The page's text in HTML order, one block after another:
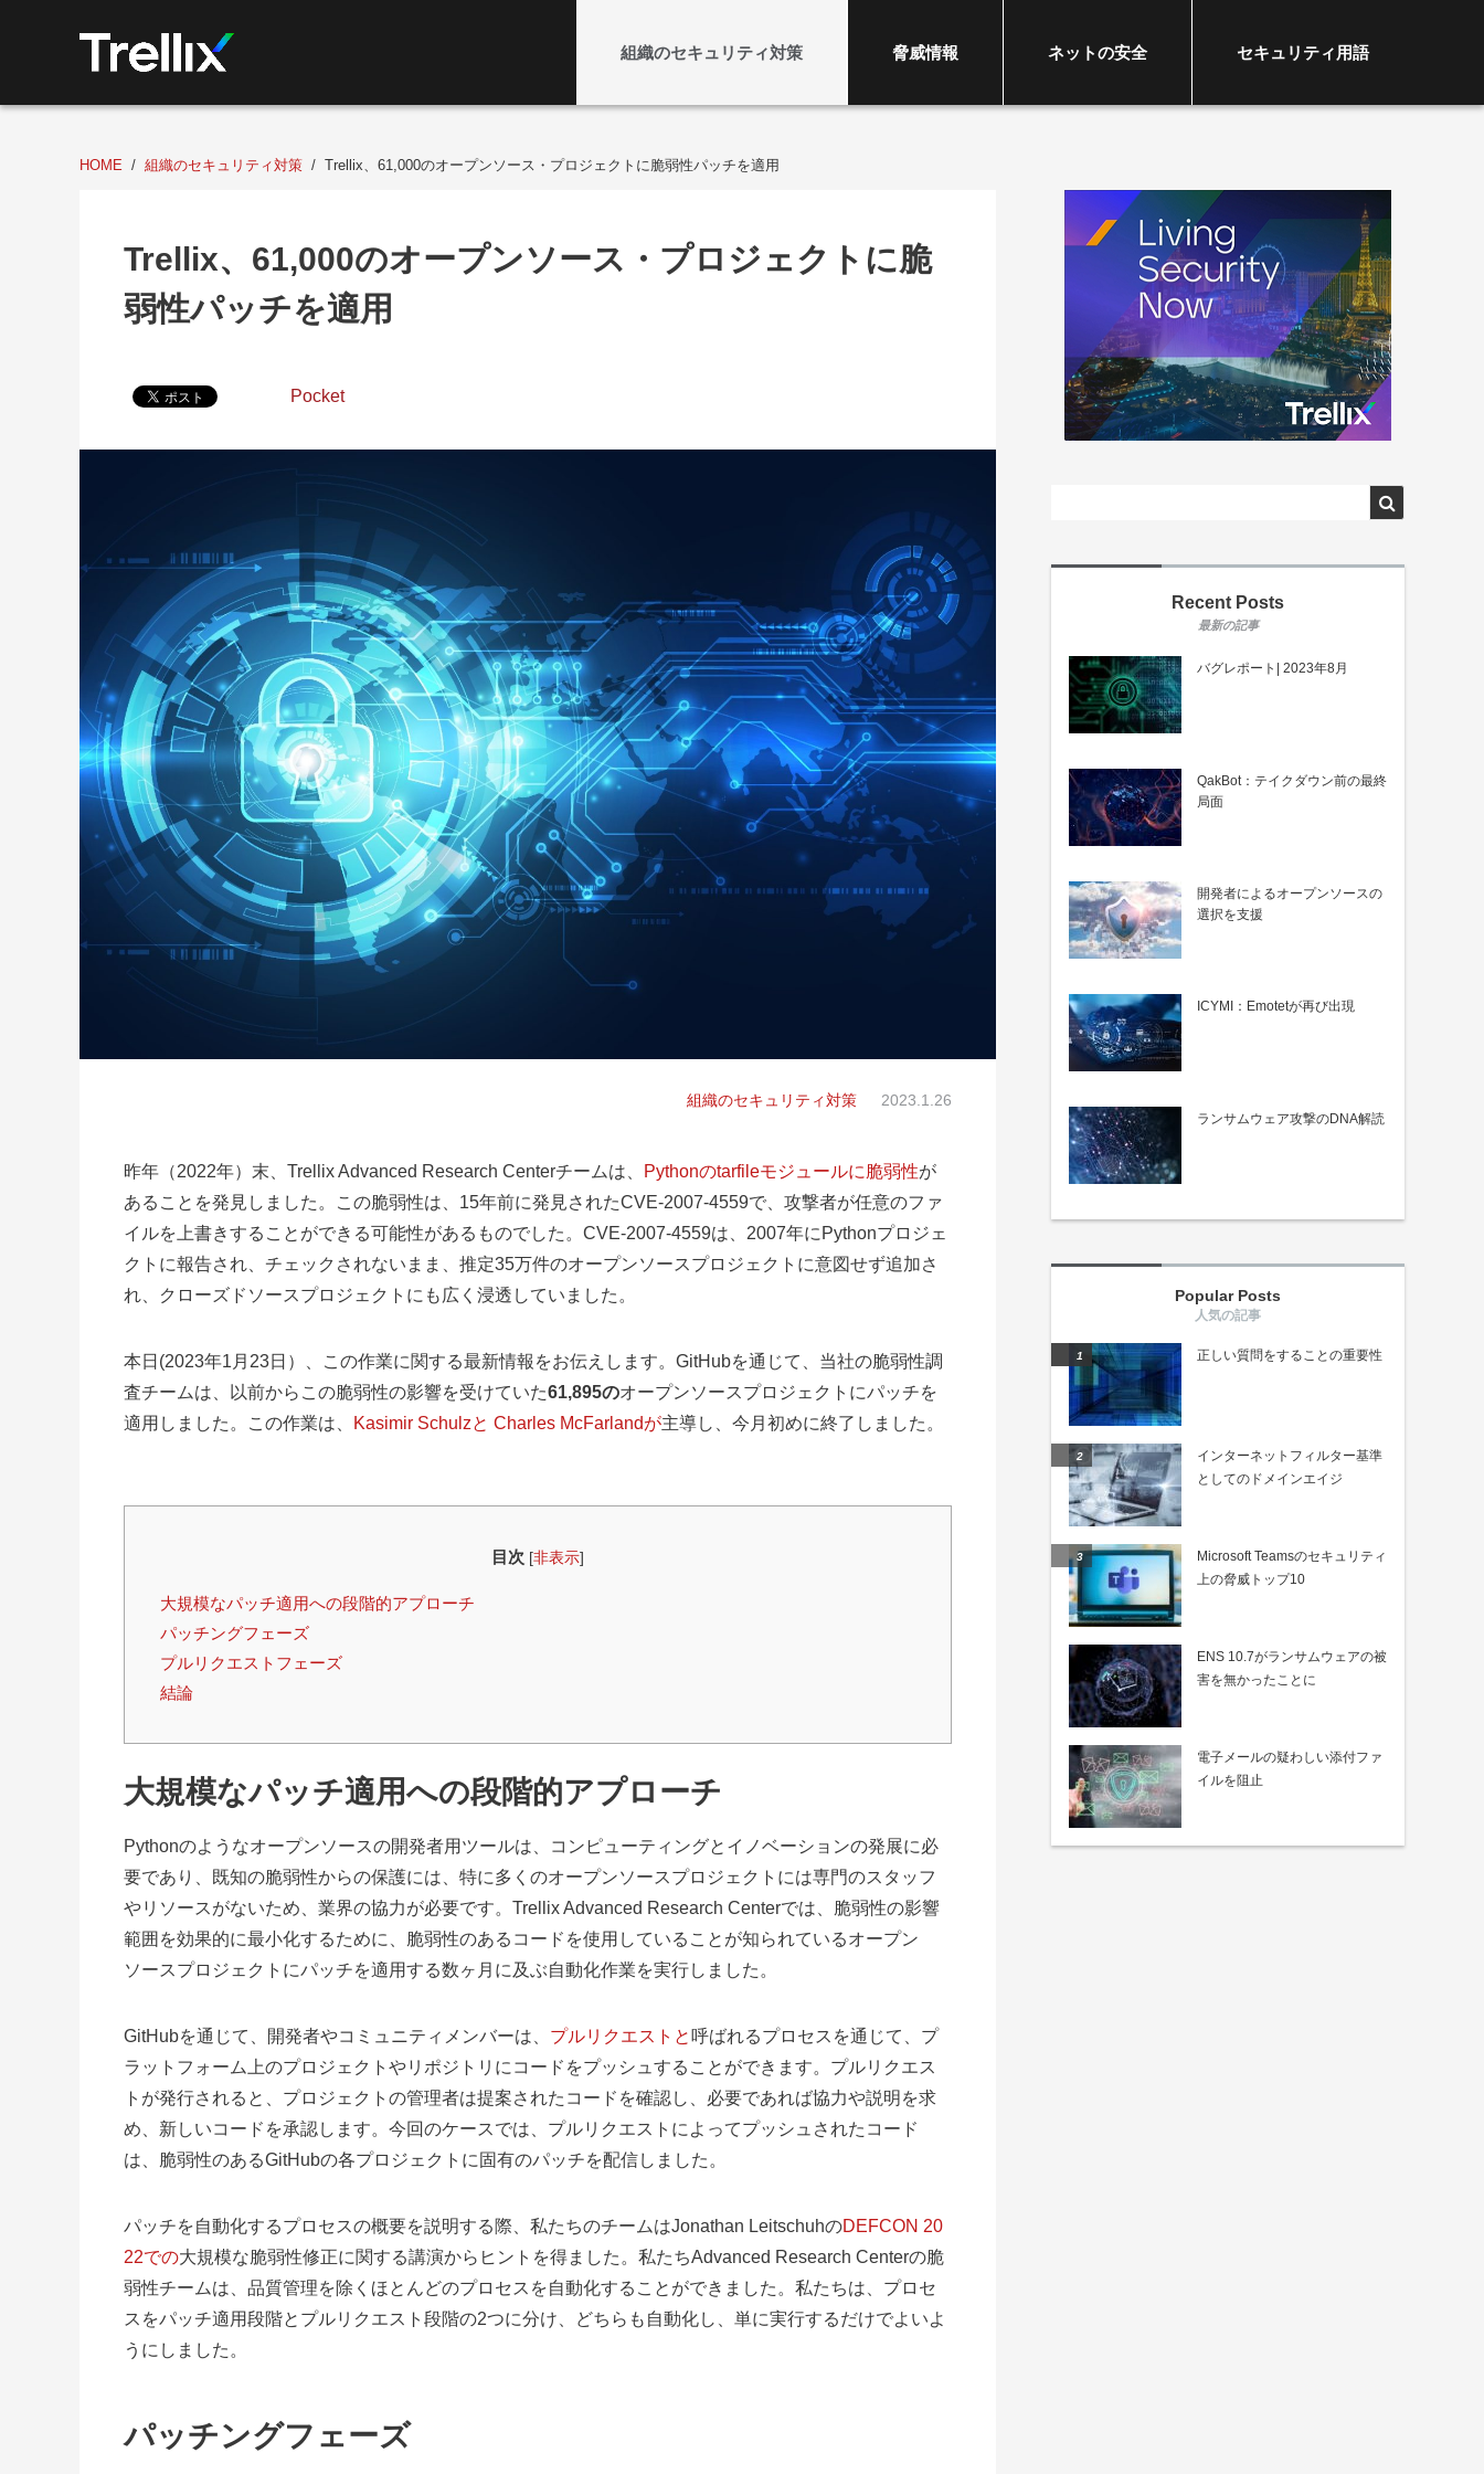
組織のセキュリティ対策 脅威情報 ネットの安全 セキュリティ用語
HOME 組織のセキュリティ対策 Trellix、61,000のオープンソース・プロジェクトに脆弱性パッチを適用
Trellix、61,000のオープンソース・プロジェクトに脆
弱性パッチを適用
Pocket
組織のセキュリティ対策 2023.1.26
昨年（2022年）末、Trellix Advanced Research Centerチームは、 Pythonのtarfileモジュールに脆弱性が
あることを発見しました。この脆弱性は、15年前に発見されたCVE-2007-4559で、攻撃者が任意のファ
イルを上書きすることができる可能性があるものでした。CVE-2007-4559は、2007年にPythonプロジェ
クトに報告され、チェックされないまま、推定35万件のオープンソースプロジェクトに意図せず追加さ
れ、クローズドソースプロジェクトにも広く浸透していました。
本日(2023年1月23日）、この作業に関する最新情報をお伝えします。GitHubを通じて、当社の脆弱性調
査チームは、以前からこの脆弱性の影響を受けていた61,895のオープンソースプロジェクトにパッチを
適用しました。この作業は、
Kasimir Schulzと Charles McFarlandが主導し、今月初めに終了しました。
目次 [非表示]
大規模なパッチ適用への段階的アプローチ
パッチングフェーズ
プルリクエストフェーズ
結論
大規模なパッチ適用への段階的アプローチ
Pythonのようなオープンソースの開発者用ツールは、コンピューティングとイノベーションの発展に必
要であり、既知の脆弱性からの保護には、特に多くのオープンソースプロジェクトには専門のスタッフ
やリソースがないため、業界の協力が必要です。Trellix Advanced Research Centerでは、脆弱性の影響
範囲を効果的に最小化するために、脆弱性のあるコードを使用していることが知られているオープン
ソースプロジェクトにパッチを適用する数ヶ月に及ぶ自動化作業を実行しました。
GitHubを通じて、開発者やコミュニティメンバーは、 プルリクエストと 呼ばれるプロセスを通じて、プ
ラットフォーム上のプロジェクトやリポジトリにコードをプッシュすることができます。プルリクエス
トが発行されると、プロジェクトの管理者は提案されたコードを確認し、必要であれば協力や説明を求
め、新しいコードを承認します。今回のケースでは、プルリクエストによってプッシュされたコード
は、脆弱性のあるGitHubの各プロジェクトに固有のパッチを配信しました。
パッチを自動化するプロセスの概要を説明する際、私たちのチームはJonathan LeitschuhのDEFCON 20
22での大規模な脆弱性修正に関する講演からヒントを得ました。私たちAdvanced Research Centerの脆
弱性チームは、品質管理を除くほとんどのプロセスを自動化することができました。私たちは、プロセ
スをパッチ適用段階とプルリクエスト段階の2つに分け、どちらも自動化し、単に実行するだけでよいよ
うにしました。
パッチングフェーズ
Recent Posts
バグレポート| 2023年8月
QakBot：テイクダウン前の最終
局面
開発者によるオープンソースの
選択を支援
ICYMI：Emotetが再び出現
ランサムウェア攻撃のDNA解読
Popular Posts
正しい質問をすることの重要性
インターネットフィルター基準
としてのドメインエイジ
Microsoft Teamsのセキュリティ
上の脅威トップ10
ENS 10.7がランサムウェアの被
害を無かったことに
電子メールの疑わしい添付ファ
イルを阻止